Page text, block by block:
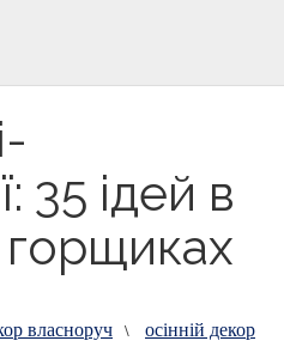
35 ідей в
власноруч \
осінній декор